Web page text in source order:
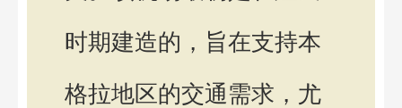
时期建造的，旨在支持本
格拉地区的交通需求，尤